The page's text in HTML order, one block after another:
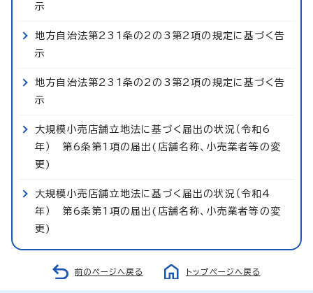
示
地方自治法第231条の2の3第2項の規定に基づく告
示
地方自治法第231条の2の3第2項の規定に基づく告
示
大規模小売店舗立地法に基づく届出の状況（令和6
年） 第6条第1項の届出(店舗名称、小売業者等の変
更)
大規模小売店舗立地法に基づく届出の状況（令和4
年） 第6条第1項の届出(店舗名称、小売業者等の変
更)
前のページへ戻る トップページへ戻る